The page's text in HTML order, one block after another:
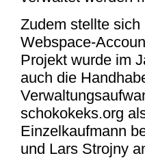
Zudem stellte
Webspace-
Projekt wurde im
auch die
schokokeks.org
Einzelkaufmann
und Lars Strojny